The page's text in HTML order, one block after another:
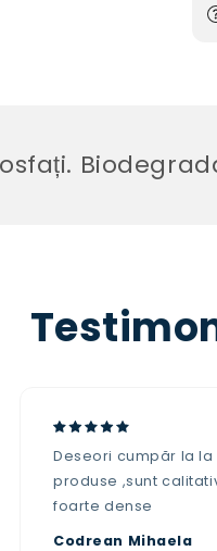
Deseori cumpăr la la
produse ,sunt
foarte dense
Codrean Mihaela